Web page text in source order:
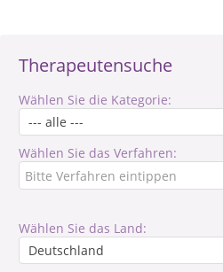
Therapeutensuche
Wählen Sie die Kategorie:
Wählen Sie das Verfahren:
Wählen Sie das Land: